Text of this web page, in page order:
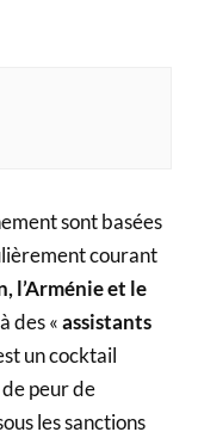
sont basées
courant
l’Arménie et le
des «assistants
un cocktail
peur de
les sanctions